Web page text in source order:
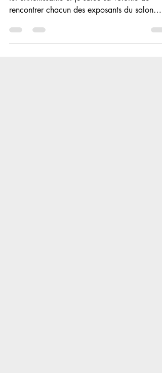
Ma rencontre avec Christine Crozat (ci-
rencontrer chacun des exposants du salon
2023.